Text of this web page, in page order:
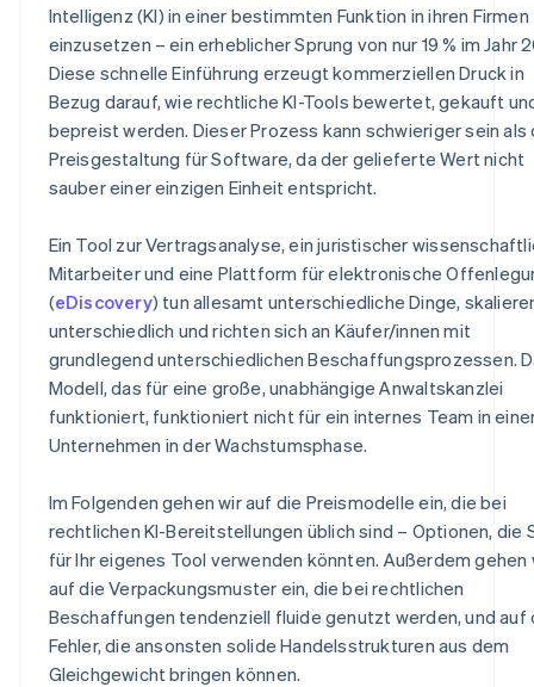
Intelligenz (KI) in einer bestimmten Funktion in ihren Firmen
einzusetzen – ein erheblicher Sprung von nur 19 % im Jahr
Diese schnelle Einführung erzeugt kommerziellen Druck in
Bezug darauf, wie rechtliche KI-Tools bewertet, gekauft
bepreist werden. Dieser Prozess kann schwieriger sein als
Preisgestaltung für Software, da der gelieferte Wert nicht
sauber einer einzigen Einheit entspricht.
Ein Tool zur Vertragsanalyse, ein juristischer
Mitarbeiter und eine Plattform für elektronische
(eDiscovery) tun allesamt unterschiedliche Dinge,
unterschiedlich und richten sich an Käufer/innen mit
grundlegend unterschiedlichen Beschaffungsprozessen.
Modell, das für eine große, unabhängige Anwaltskanzlei
funktioniert, funktioniert nicht für ein internes Team in
Unternehmen in der Wachstumsphase.
Im Folgenden gehen wir auf die Preismodelle ein, die bei
rechtlichen KI-Bereitstellungen üblich sind – Optionen, die
für Ihr eigenes Tool verwenden könnten. Außerdem gehen
auf die Verpackungsmuster ein, die bei rechtlichen
Beschaffungen tendenziell fluide genutzt werden, und auf
Fehler, die ansonsten solide Handelsstrukturen aus dem
Gleichgewicht bringen können.